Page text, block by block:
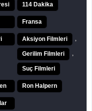
114 Dakika
Fransa
Aksiyon Filmleri
Gerilim Filmleri
Suç Filmleri
Ron Halpern